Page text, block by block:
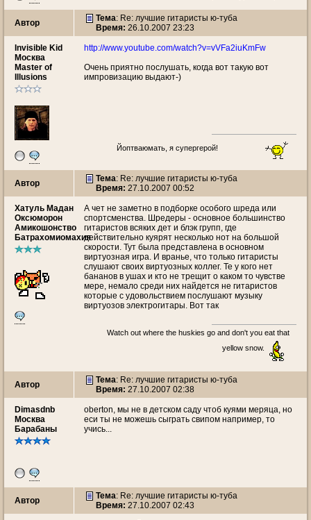
Автор Тема: Re: лучшие гитаристы ю-туба
Время: 26.10.2007 23:23
Invisible Kid
Москва
Master of
Illusions
http://www.youtube.com/watch?v=vVFa2iuKmFw
Очень приятно послушать, когда вот такую вот
импровизацию выдают-)
Йоптваюмать, я супергерой!
Автор Тема: Re: лучшие гитаристы ю-туба
Время: 27.10.2007 00:52
Хатуль Мадан
Оксюморон
Амикошонство
Батрахомиомахия
А чет не заметно в подборке особого шреда или
спортсменства. Шредеры - основное большинство
гитаристов всяких дет и блэк групп, где
действительно куярят несколько нот на большой
скорости. Тут была представлена в основном
виртуозная игра. И вранье, что только гитаристы
слушают своих виртуозных коллег. Те у кого нет
бананов в ушах и кто не трещит о каком то чувстве
мере, немало среди них найдется не гитаристов
которые с удовольствием послушают музыку
виртуозов электрогитары. Вот так
Watch out where the huskies go and don't you eat that
yellow snow.
Автор Тема: Re: лучшие гитаристы ю-туба
Время: 27.10.2007 02:38
Dimasdnb
Москва
Барабаны
oberton, мы не в детском саду чтоб куями меряца, но
еси ты не можешь сыграть свипом например, то
учись...
Автор Тема: Re: лучшие гитаристы ю-туба
Время: 27.10.2007 02:43